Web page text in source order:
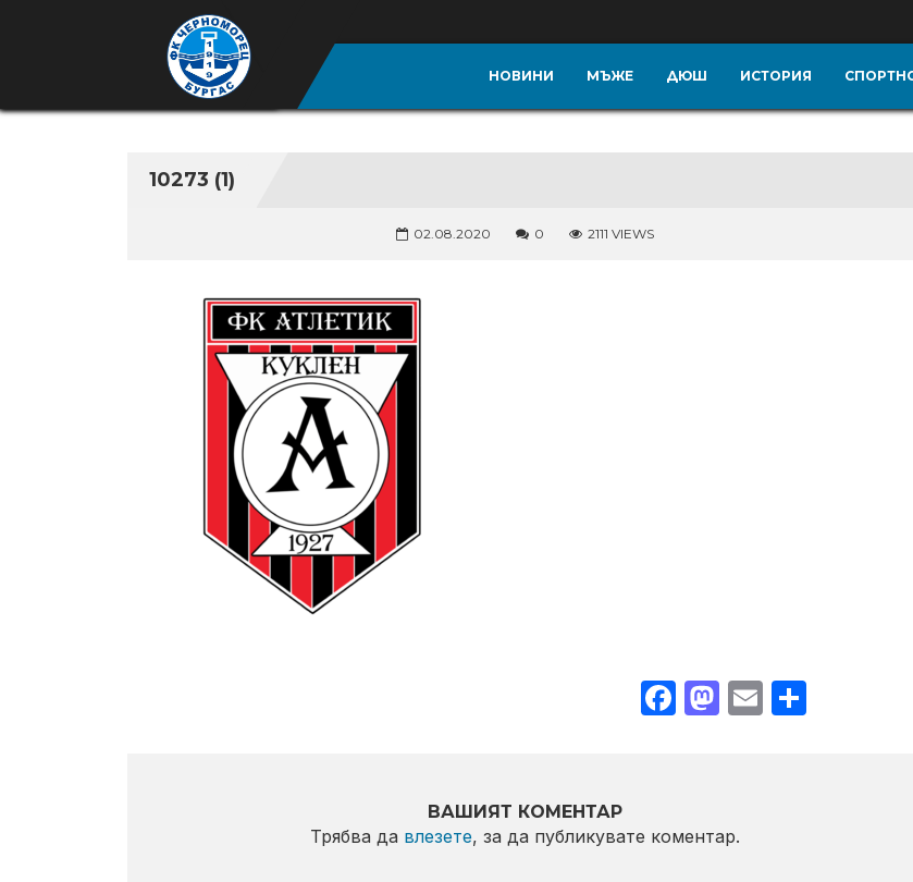
НОВИНИ МЪЖЕ ДЮШ ИСТОРИЯ
10273 (1)
02.08.2020 0 2111 VIEWS
Facebook
Mastodon
EmailShare
ВАШИЯТ КОМЕНТАР
Трябва да влезете, за да публикувате коментар.